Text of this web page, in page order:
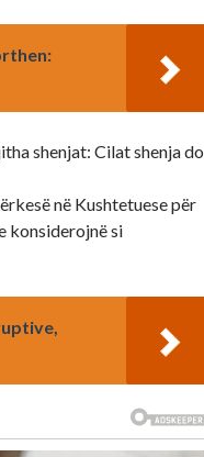
shenjat: Cilat shenja do
në Kushtetuese për
konsiderojnë si